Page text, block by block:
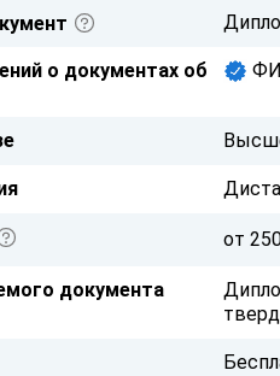
о документах об
от
документа